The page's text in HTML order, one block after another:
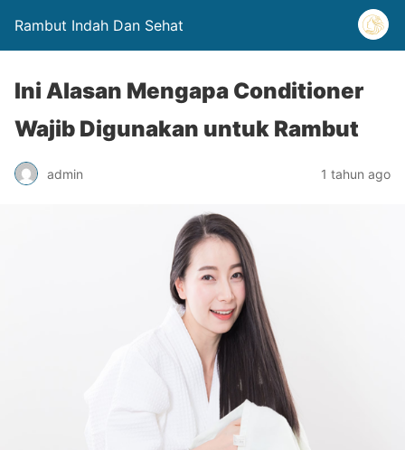
Rambut Indah Dan Sehat
Ini Alasan Mengapa Conditioner
Wajib Digunakan untuk Rambut
admin 1 tahun ago